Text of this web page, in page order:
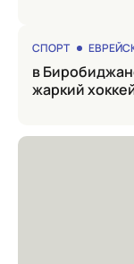
СПОРТ
в
жаркий